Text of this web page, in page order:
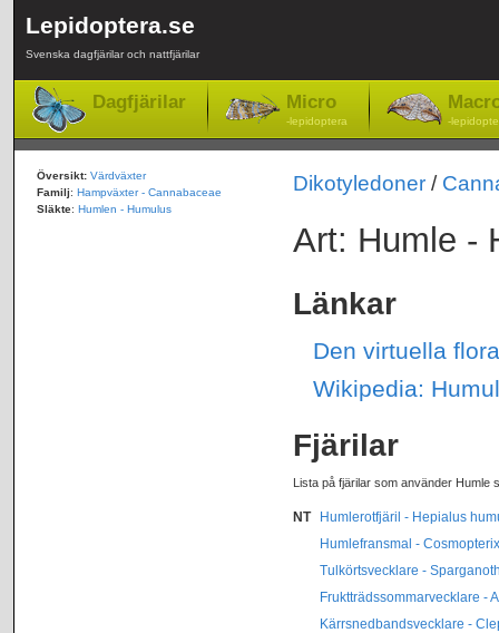
Lepidoptera.se
Svenska dagfjärilar och nattfjärilar
Dagfjärilar Micro
-lepidoptera -
Dikotyledoner/
Art: Humle -
Länkar
Den virtuella
Wikipedia:
Fjärilar
Lista på fjärilar som använder
NT
Humlerotfjäril - Hepialus
Humlefransmal -
Tulkörtsvecklare -
Fruktträdssommarvecklare -
Kärrsnedbandsvecklare -
Översikt: Värdväxter
Familj: Hampväxter - Cannabaceae
Släkte: Humlen - Humulus